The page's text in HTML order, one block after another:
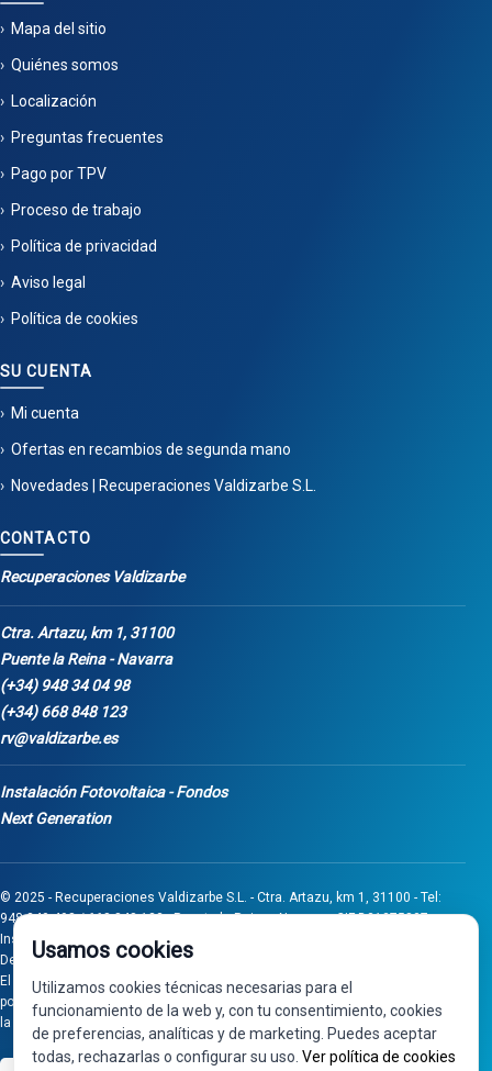
Mapa del sitio
Quiénes somos
Localización
Preguntas frecuentes
Pago por TPV
Proceso de trabajo
Política de privacidad
Aviso legal
Política de cookies
SU CUENTA
Mi cuenta
Ofertas en recambios de segunda mano
Novedades | Recuperaciones Valdizarbe S.L.
CONTACTO
Recuperaciones Valdizarbe
Ctra. Artazu, km 1, 31100
Puente la Reina - Navarra
(+34) 948 34 04 98
(+34) 668 848 123
rv@valdizarbe.es
Instalación Fotovoltaica - Fondos
Next Generation
© 2025 - Recuperaciones Valdizarbe S.L. - Ctra. Artazu, km 1, 31100 - Tel:
948 340 498 / 668 848 123 - Puente la Reina - Navarra - CIF B31275837.
Inscrita en el Registro Mercantil de Navarra, Tomo 32, Folio 75, Hoja 525.
Desarrollado porSeintosoft
El proyecto de inversión "0011-0558-2024-000008" ha sido subvencionado
por Gobierno de Navarra al amparo de la convocatoria de 2024 de Ayudas a
la inversión en pymes industriales
Usamos cookies
Utilizamos cookies técnicas necesarias para el
funcionamiento de la web y, con tu consentimiento, cookies
de preferencias, analíticas y de marketing. Puedes aceptar
todas, rechazarlas o configurar su uso. Ver política de cookies